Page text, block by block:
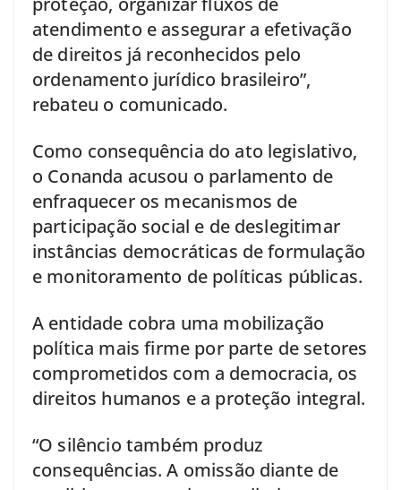
atendimento e assegurar a efetivação
de direitos já reconhecidos pelo
ordenamento jurídico brasileiro”,
rebateu o comunicado.
Como consequência do ato legislativo,
o Conanda acusou o parlamento de
enfraquecer os mecanismos de
participação social e de deslegitimar
instâncias democráticas de formulação
e monitoramento de políticas públicas.
A entidade cobra uma mobilização
política mais firme por parte de setores
comprometidos com a democracia, os
direitos humanos e a proteção integral.
“O silêncio também produz
consequências. A omissão diante de